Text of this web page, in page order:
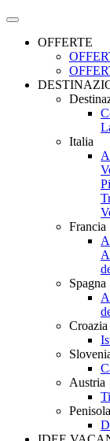
OFFERTE
Italia
Francia
Spagna
Croazia
Austria